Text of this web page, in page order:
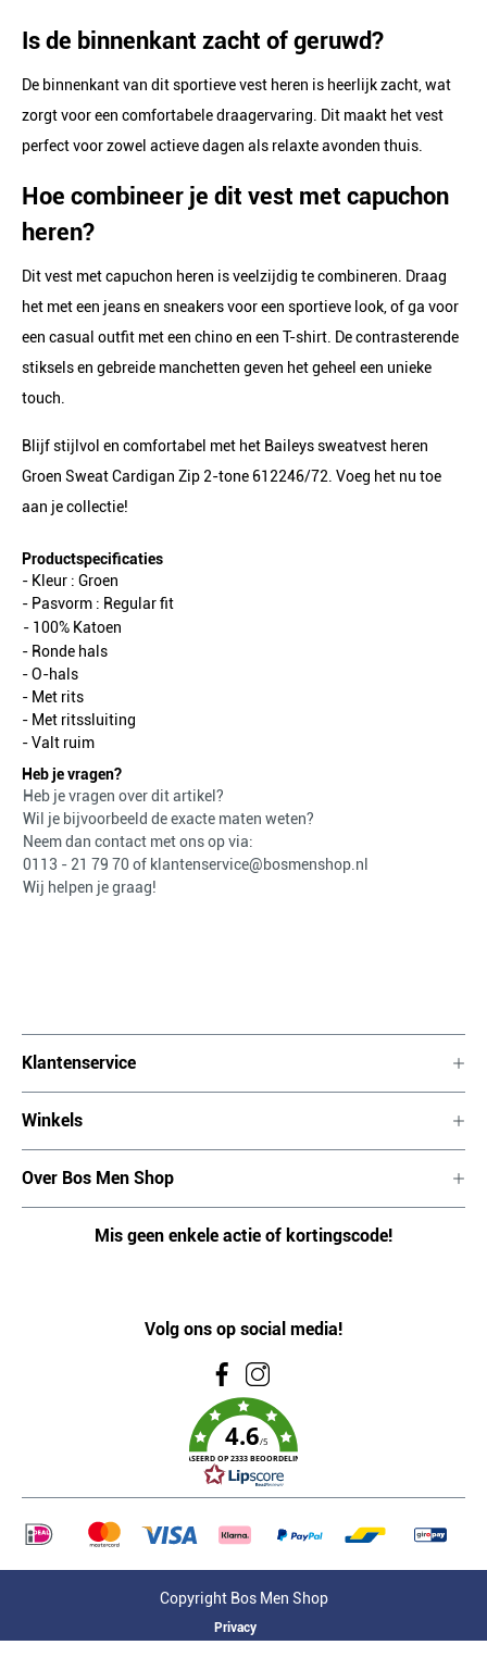
Is de binnenkant zacht of geruwd?
De binnenkant van dit sportieve vest heren is heerlijk zacht, wat
zorgt voor een comfortabele draagervaring. Dit maakt het vest
perfect voor zowel actieve dagen als relaxte avonden thuis.
Hoe combineer je dit vest met capuchon
heren?
Dit vest met capuchon heren is veelzijdig te combineren. Draag
het met een jeans en sneakers voor een sportieve look, of ga voor
een casual outfit met een chino en een T-shirt. De contrasterende
stiksels en gebreide manchetten geven het geheel een unieke
touch.
Blijf stijlvol en comfortabel met het Baileys sweatvest heren
Groen Sweat Cardigan Zip 2-tone 612246/72. Voeg het nu toe
aan je collectie!
Productspecificaties
- Kleur : Groen
- Pasvorm : Regular fit
- 100% Katoen
- Ronde hals
- O-hals
- Met rits
- Met ritssluiting
- Valt ruim
Heb je vragen?
Heb je vragen over dit artikel?
Wil je bijvoorbeeld de exacte maten weten?
Neem dan contact met ons op via:
0113 - 21 79 70 of klantenservice@bosmenshop.nl
Wij helpen je graag!
Klantenservice
Winkels
Over Bos Men Shop
Mis geen enkele actie of kortingscode!
Volg ons op social media!
4.6/5
GEBASEERD OP 2333 BEOORDELINGEN
Copyright Bos Men Shop
Privacy